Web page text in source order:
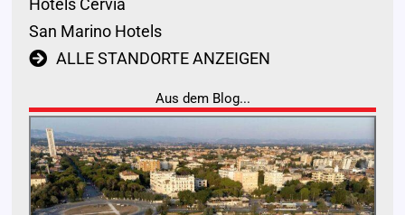
San Marino Hotels
ALLE STANDORTE ANZEIGEN
Aus dem Blog...